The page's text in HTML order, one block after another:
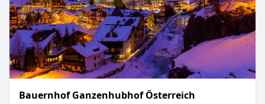
Bauernhof Ganzenhubhof Österreich